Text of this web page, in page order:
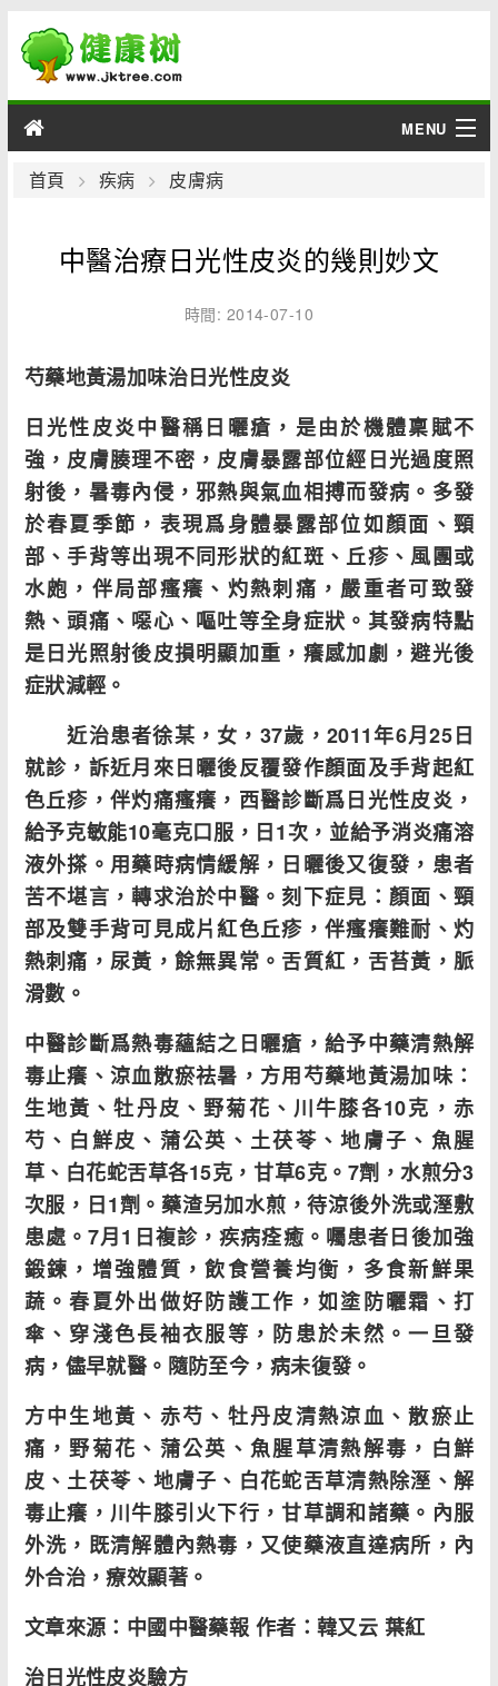
MENU
男性
疾病
首頁 疾病 皮膚病
中醫治療日光性皮炎的幾則妙文
時間: 2014-07-10
芍藥地黃湯加味治日光性皮炎
日光性皮炎中醫稱日曬瘡，是由於機體稟賦不
強，皮膚腠理不密，皮膚暴露部位經日光過度照
射後，暑毒內侵，邪熱與氣血相搏而發病。多發
於春夏季節，表現爲身體暴露部位如顏面、頸
部、手背等出現不同形狀的紅斑、丘疹、風團或
水皰，伴局部瘙癢、灼熱刺痛，嚴重者可致發
熱、頭痛、噁心、嘔吐等全身症狀。其發病特點
是日光照射後皮損明顯加重，癢感加劇，避光後
症狀減輕。
近治患者徐某，女，37歲，2011年6月25日
就診，訴近月來日曬後反覆發作顏面及手背起紅
色丘疹，伴灼痛瘙癢，西醫診斷爲日光性皮炎，
給予克敏能10毫克口服，日1次，並給予消炎痛溶
液外搽。用藥時病情緩解，日曬後又復發，患者
苦不堪言，轉求治於中醫。刻下症見：顏面、頸
部及雙手背可見成片紅色丘疹，伴瘙癢難耐、灼
熱刺痛，尿黃，餘無異常。舌質紅，舌苔黃，脈
滑數。
中醫診斷爲熱毒蘊結之日曬瘡，給予中藥清熱解
毒止癢、涼血散瘀祛暑，方用芍藥地黃湯加味：
生地黃、牡丹皮、野菊花、川牛膝各10克，赤
芍、白鮮皮、蒲公英、土茯苓、地膚子、魚腥
草、白花蛇舌草各15克，甘草6克。7劑，水煎分3
次服，日1劑。藥渣另加水煎，待涼後外洗或溼敷
患處。7月1日複診，疾病痊癒。囑患者日後加強
鍛鍊，增強體質，飲食營養均衡，多食新鮮果
蔬。春夏外出做好防護工作，如塗防曬霜、打
傘、穿淺色長袖衣服等，防患於未然。一旦發
病，儘早就醫。隨防至今，病未復發。
方中生地黃、赤芍、牡丹皮清熱涼血、散瘀止
痛，野菊花、蒲公英、魚腥草清熱解毒，白鮮
皮、土茯苓、地膚子、白花蛇舌草清熱除溼、解
毒止癢，川牛膝引火下行，甘草調和諸藥。內服
外洗，既清解體內熱毒，又使藥液直達病所，內
外合治，療效顯著。
文章來源：中國中醫藥報 作者：韓又云 葉紅
治日光性皮炎驗方